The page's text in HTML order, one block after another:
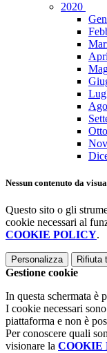
2020
Nessun contenuto da
Questo sito o gli
cookie necessari al
COOKIE POLICY.
Personalizza Rifiuta
Gestione cookie
In questa schermata è
I cookie necessari
piattaforma e non è
Per conoscere quali
visionare la COOKIE